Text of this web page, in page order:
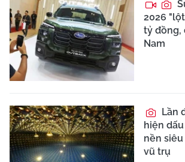
2026
tỷ đồng,
Nam
Lần
hiện
nền
vũ trụ